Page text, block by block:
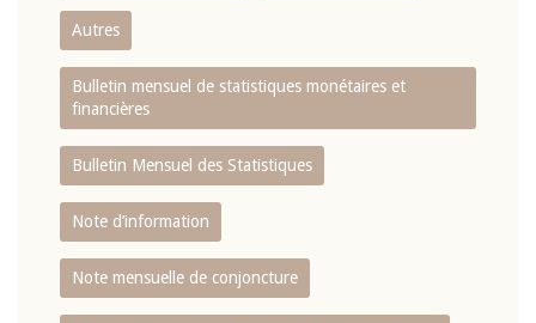
Autres
Bulletin mensuel de statistiques monétaires et
financières
Bulletin Mensuel des Statistiques
Note d’information
Note mensuelle de conjoncture